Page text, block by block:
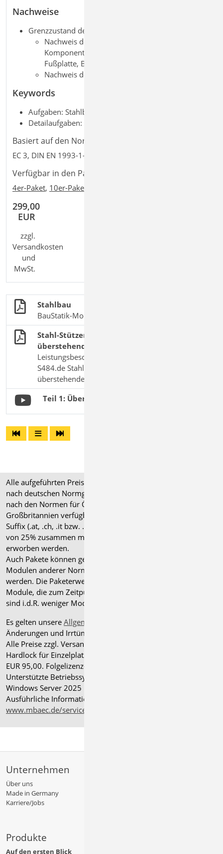
Nachweise
Grenzzustand der Tragfähigkeit, EC 3
Nachweis des Anschlusses nach der
Komponentenmethode (Schweißnähte, Anker,
Fußplatte, Betonpressung)
Nachweis der Schubkrafteinleitung
Keywords
Aufgaben: Stahlbau; Tragwerksplanung
Detailaufgaben: Anschluss; Stütze
Basiert auf den Normen:
EC 3, DIN EN 1993-1-8:2010-12
Verfügbar in den Paketen:
4er-Paket, 10er-Paket
299,00
EUR
zzgl.
Versandkosten
und
MwSt.
Stahlbau
BauStatik-Module nach DIN EN 1993-1-1
Stahl-Stützenfuß, eingespannt mit
überstehender Fußplatte
Leistungsbeschreibung des BauStatik-Moduls
S484.de Stahl-Stützenfuß, eingespannt mit
überstehender Fußplatte
Teil 1: Übersicht der Grundprinzipien
Alle aufgeführten Preise verstehen sich für Module/Pakete
nach deutschen Normgrundlagen (".de"). Module, die auch
nach den Normen für Österreich, Schweiz, Italien und
Großbritannien verfügbar sind, tragen ein entsprechendes
Suffix (.at, .ch, .it bzw. .uk) und können gegen einen Aufpreis
von 25% zusammen mit dem jeweiligen ".de"-Modul
erworben werden.
Auch Pakete können gegen einen Aufpreis von 25% mit
Modulen anderer Normen (.at, .ch, .it bzw. .uk) erweitert
werden. Die Paketerweiterung umfasst alle entsprechenden
Module, die zum Zeitpunkt des Kaufs verfügbar sind. Das
sind i.d.R. weniger Module als nach deutscher Norm.
Es gelten unsere Allgemeinen Geschäftsbedingungen
Änderungen und Irrtümer vorbehalten.
Alle Preise zzgl. Versandkosten und gesetzlicher MwSt.
Hardlock für Einzelplatzlizenz, je Arbeitsplatz erforderlich
EUR 95,00. Folgelizenz-/Netzwerkbedingungen auf Anfrage.
Unterstützte Betriebssysteme: Windows
Windows Server 2025 mit Windows Terminal Server.
Ausführliche Informationen auf
www.mbaec.de/service/systemvoraussetzungen
Unternehmen
Über uns
Made in Germany
Karriere/Jobs
Produkte
Auf den ersten Blick